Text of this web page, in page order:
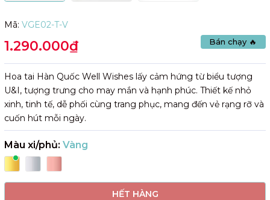
Mã: VGE02-T-V
Bán chạy 🔥
1.290.000₫
Hoa tai Hàn Quốc Well Wishes lấy cảm hứng từ biểu tượng
U&I, tượng trưng cho may mắn và hạnh phúc. Thiết kế nhỏ
xinh, tinh tế, dễ phối cùng trang phục, mang đến vẻ rạng rỡ và
cuốn hút mỗi ngày.
Màu xi/phủ: Vàng
HẾT HÀNG